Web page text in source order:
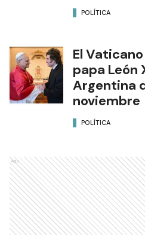
POLÍTICA
El
papa León
Argentina
noviembre
POLÍTICA
Ads